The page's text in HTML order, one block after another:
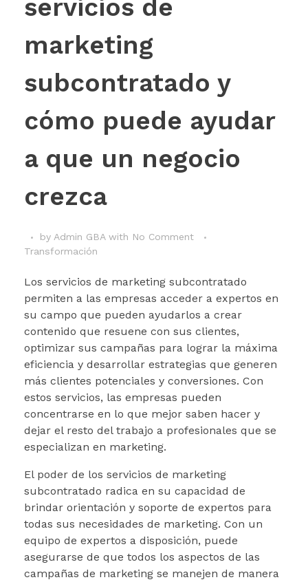
servicios de
marketing
subcontratado y
cómo puede ayudar
a que un negocio
crezca
by Admin GBA with No Comment
Transformación
Los servicios de marketing subcontratado
permiten a las empresas acceder a expertos en
su campo que pueden ayudarlos a crear
contenido que resuene con sus clientes,
optimizar sus campañas para lograr la máxima
eficiencia y desarrollar estrategias que generen
más clientes potenciales y conversiones. Con
estos servicios, las empresas pueden
concentrarse en lo que mejor saben hacer y
dejar el resto del trabajo a profesionales que se
especializan en marketing.
El poder de los servicios de marketing
subcontratado radica en su capacidad de
brindar orientación y soporte de expertos para
todas sus necesidades de marketing. Con un
equipo de expertos a disposición, puede
asegurarse de que todos los aspectos de las
campañas de marketing se manejen de manera